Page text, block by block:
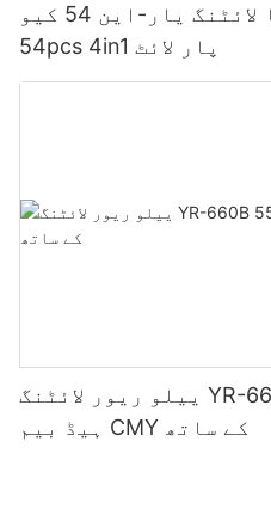
پیلے رنگ کا دریا لائٹنگ یار-این 54 کیو
54pcs 4in1 پار لائٹ
ییلو ریور لائٹنگ YR-660B 550WLED موونگ
ہیڈ بیم CMY کے ساتھ